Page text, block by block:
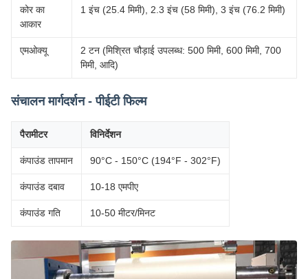
कोर का
आकार
1 इंच (25.4 मिमी), 2.3 इंच (58 मिमी), 3 इंच (76.2 मिमी)
एमओक्यू
2 टन (मिश्रित चौड़ाई उपलब्ध: 500 मिमी, 600 मिमी, 700
मिमी, आदि)
संचालन मार्गदर्शन - पीईटी फिल्म
पैरामीटर विनिर्देशन
कंपाउंड तापमान 90°C - 150°C (194°F - 302°F)
कंपाउंड दबाव 10-18 एमपीए
कंपाउंड गति 10-50 मीटर/मिनट